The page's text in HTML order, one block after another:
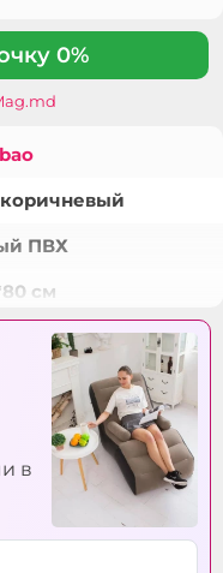
0%
ПВХ
см
насос
в